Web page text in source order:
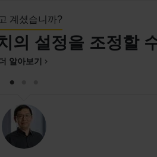
계셨습니까?
설정을 조정할
chevron_right
알아보기